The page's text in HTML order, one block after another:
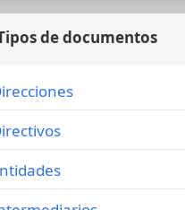
de documentos